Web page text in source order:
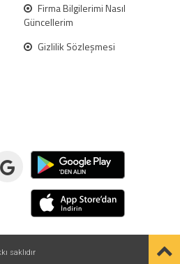
Firma Bilgilerimi Nasıl
Güncellerim
Gizlilik Sözleşmesi
saklıdır